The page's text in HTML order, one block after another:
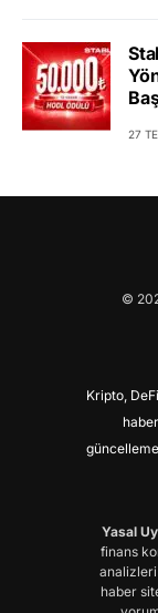
27
©
Kripto,
Yasal
finans
haber